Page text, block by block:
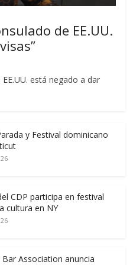
de EE.UU.
está negado a dar
y Festival dominicano
CDP participa en festival
cultura en NY
Association anuncia